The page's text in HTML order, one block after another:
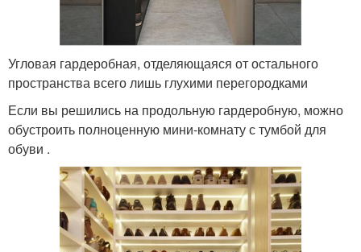
Угловая гардеробная, отделяющаяся от остального
пространства всего лишь глухими перегородками
Если вы решились на продольную гардеробную, можно
обустроить полноценную мини-комнату с тумбой для
обуви .